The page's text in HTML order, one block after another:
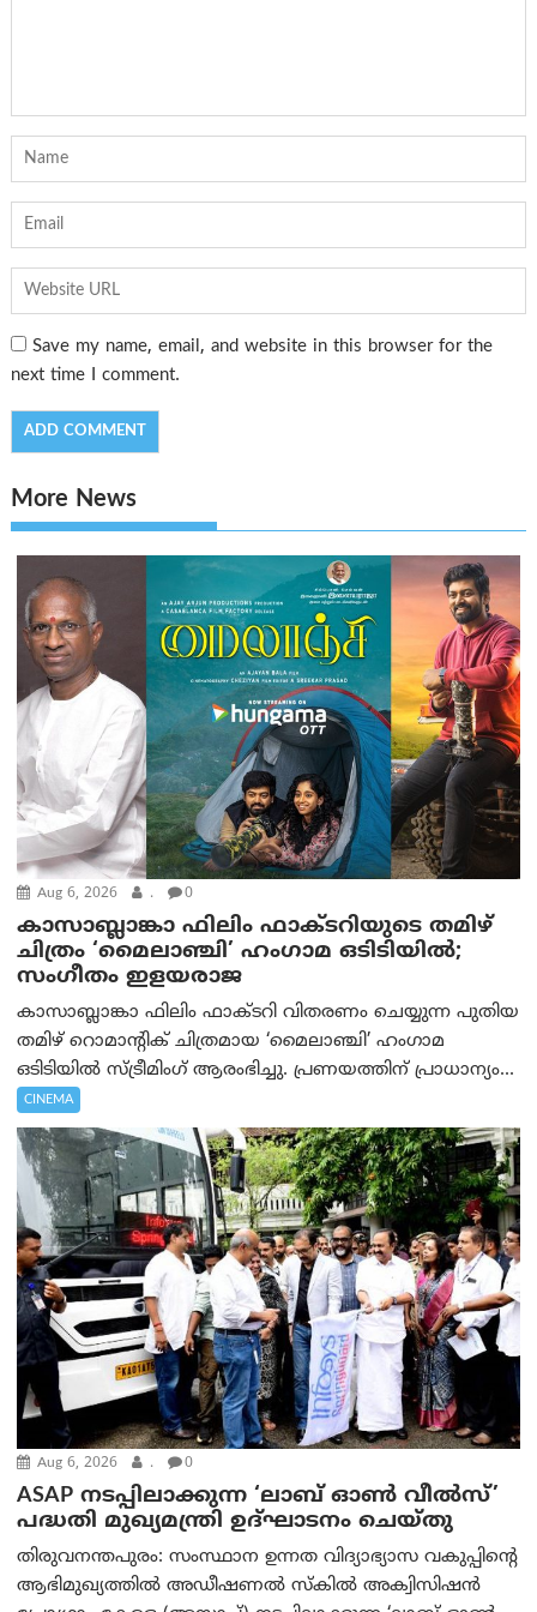
Save my name, email, and website in this browser for the
next time I comment.
More News
Aug 6, 2026 . 0
കാസാബ്ലാങ്കാ ഫിലിം ഫാക്ടറിയുടെ തമിഴ്
ചിത്രം ‘മൈലാഞ്ചി’ ഹംഗാമ ഒടിടിയിൽ;
സംഗീതം ഇളയരാജ
കാസാബ്ലാങ്കാ ഫിലിം ഫാക്ടറി വിതരണം ചെയ്യുന്ന പുതിയ
തമിഴ് റൊമാന്റിക് ചിത്രമായ ‘മൈലാഞ്ചി’ ഹംഗാമ
ഒടിടിയിൽ സ്ട്രീമിംഗ് ആരംഭിച്ചു. പ്രണയത്തിന് പ്രാധാന്യം...
CINEMA
Aug 6, 2026 . 0
ASAP നടപ്പിലാക്കുന്ന ‘ലാബ് ഓൺ വീൽസ്’
പദ്ധതി മുഖ്യമന്ത്രി ഉദ്ഘാടനം ചെയ്തു
തിരുവനന്തപുരം: സംസ്ഥാന ഉന്നത വിദ്യാഭ്യാസ വകുപ്പിന്റെ
ആഭിമുഖ്യത്തിൽ അഡീഷണൽ സ്കിൽ അക്വിസിഷൻ